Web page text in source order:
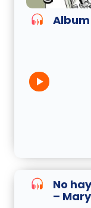
No
–